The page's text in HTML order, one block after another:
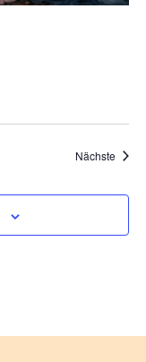
Nächste